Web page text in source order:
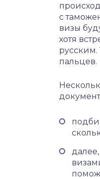
с
визы
хотя
русским.
пальцев.